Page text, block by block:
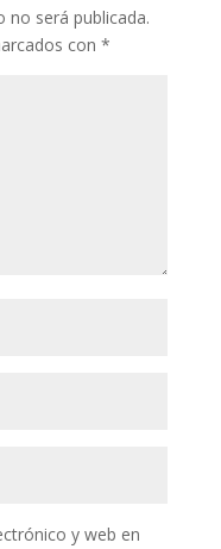
no será publicada.
con *
y web en